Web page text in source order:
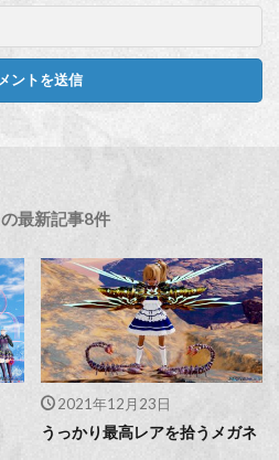
の最新記事8件
2021年12月23日
うっかり最高レアを拾うメガネ